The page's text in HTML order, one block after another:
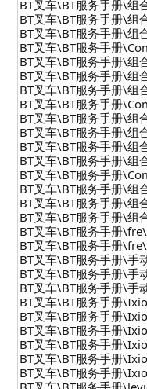
BT叉车\BT服务手册\组
BT叉车\BT服务手册\组
BT叉车\BT服务手册\组
BT叉车\BT服务手册
BT叉车\BT服务手册\组
BT叉车\BT服务手册\组
BT叉车\BT服务手册\组
BT叉车\BT服务手册
BT叉车\BT服务手册\
BT叉车\BT服务手册\组
BT叉车\BT服务手册\组
BT叉车\BT服务手册\组
BT叉车\BT服务手册
BT叉车\BT服务手册\组
BT叉车\BT服务手册\组
BT叉车\BT服务手册\组
BT叉车\BT服务手册
BT叉车\BT服务手册
BT叉车\BT服务手册\手
BT叉车\BT服务手册\
BT叉车\BT服务手册\手
BT叉车\BT服务手册
BT叉车\BT服务手册
BT叉车\BT服务手册
BT叉车\BT服务手册
BT叉车\BT服务手册
BT叉车\BT服务手册